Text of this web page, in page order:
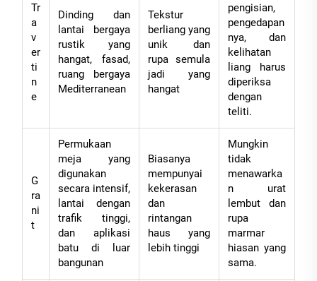
Tr
a
v
er
ti
n
e
Dinding dan
lantai bergaya
rustik yang
hangat, fasad,
ruang bergaya
Mediterranean
Tekstur
berliang yang
unik dan
rupa semula
jadi yang
hangat
pengisian,
pengedapan
nya, dan
kelihatan
liang harus
diperiksa
dengan
teliti.
G
ra
ni
t
Permukaan
meja yang
digunakan
secara intensif,
lantai dengan
trafik tinggi,
dan aplikasi
batu di luar
bangunan
Biasanya
mempunyai
kekerasan
dan
rintangan
haus yang
lebih tinggi
Mungkin
tidak
menawarka
n urat
lembut dan
rupa
marmar
hiasan yang
sama.